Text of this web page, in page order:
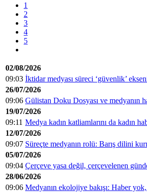
1
2
3
4
5
02/08/2026
09:03 İktidar medyası süreci ‘güvenlik’
26/07/2026
09:06 Gülistan Doku Dosyası ve medyanın
19/07/2026
09:11 Medya kadın katliamlarını da kadın
12/07/2026
09:07 Süreçte medyanın rolü: Barış dilini
05/07/2026
09:04 Çerçeve yasa değil, çerçevelenen
28/06/2026
09:06 Medyanın ekolojiye bakışı: Haber